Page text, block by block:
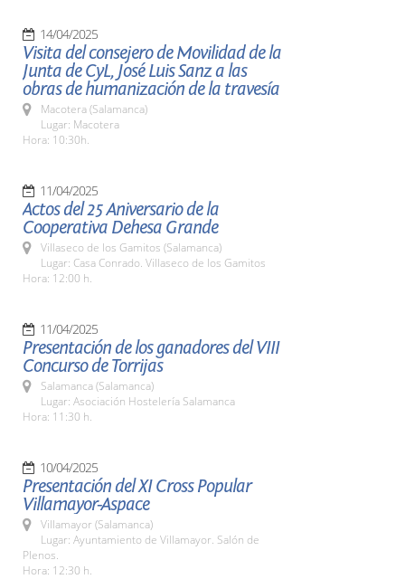
14/04/2025
Visita del consejero de Movilidad de la
Junta de CyL, José Luis Sanz a las
obras de humanización de la travesía
Macotera (Salamanca)
Lugar: Macotera
Hora: 10:30h.
11/04/2025
Actos del 25 Aniversario de la
Cooperativa Dehesa Grande
Villaseco de los Gamitos (Salamanca)
Lugar: Casa Conrado. Villaseco de los Gamitos
Hora: 12:00 h.
11/04/2025
Presentación de los ganadores del VIII
Concurso de Torrijas
Salamanca (Salamanca)
Lugar: Asociación Hostelería Salamanca
Hora: 11:30 h.
10/04/2025
Presentación del XI Cross Popular
Villamayor-Aspace
Villamayor (Salamanca)
Lugar: Ayuntamiento de Villamayor. Salón de
Plenos.
Hora: 12:30 h.